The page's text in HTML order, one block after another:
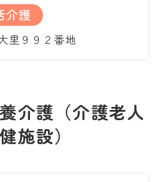
介護
里９９２番地
介護（介護老人
施設）